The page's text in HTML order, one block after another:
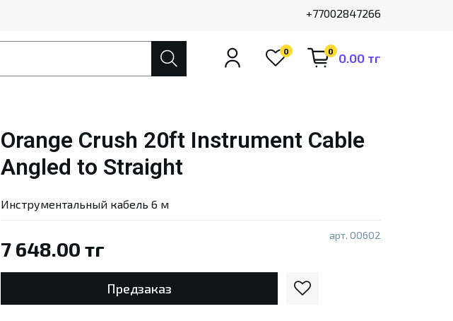
+77002847266
0 0 0.00 тг
арт. 00602
Orange Crush 20ft Instrument Cable
Angled to Straight
7 648.00 тг
Предзаказ
Инструментальный кабель 6 м